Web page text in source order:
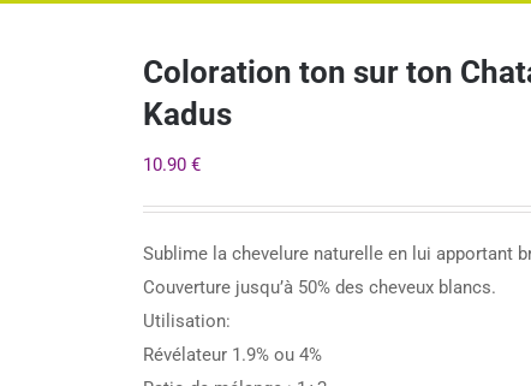
Coloration ton sur ton
Kadus
10.90 €
Sublime la chevelure naturelle en lui apportant
Couverture jusqu’à 50% des cheveux blancs.
Utilisation:
Révélateur 1.9% ou 4%